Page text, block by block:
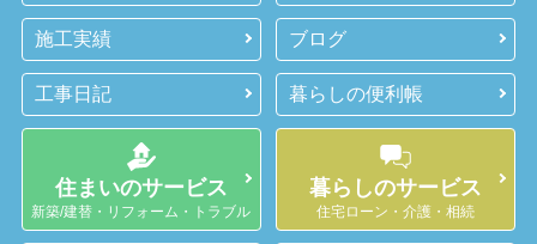
施工実績 ブログ
工事日記 暮らしの便利帳
住まいのサービス
新築/建替・リフォーム・トラブル
暮らしのサービス
住宅ローン・介護・相続